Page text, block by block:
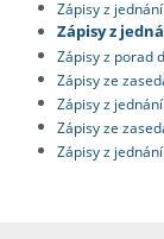
Zápisy z
Zápisy z
Zápisy z porad
Zápisy ze
Zápisy z
Zápisy ze
Zápisy z